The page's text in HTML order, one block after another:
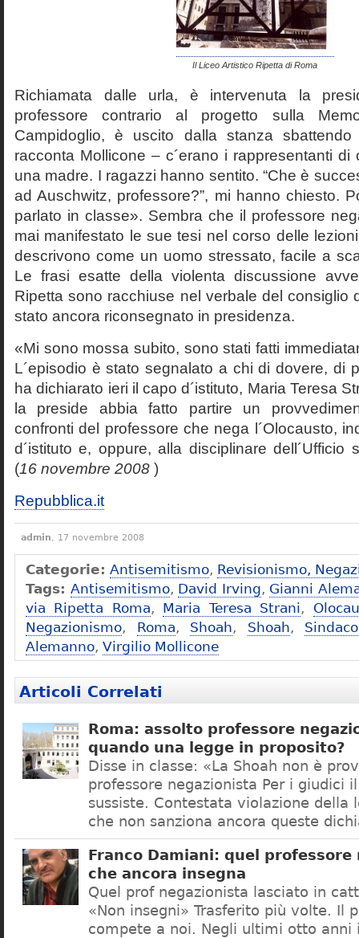
Il Liceo Artistico Ripetta di Roma
Richiamata dalle urla, è intervenuta la
professore contrario al progetto sulla
Campidoglio, è uscito dalla stanza
racconta Mollicone – c´erano i rappresentanti
una madre. I ragazzi hanno sentito. “Che è
ad Auschwitz, professore?”, mi hanno chiesto.
parlato in classe». Sembra che il professore
mai manifestato le sue tesi nel corso delle
descrivono come un uomo stressato, facile a
Le frasi esatte della violenta discussione
Ripetta sono racchiuse nel verbale del consiglio
stato ancora riconsegnato in presidenza.
«Mi sono mossa subito, sono stati fatti
L´episodio è stato segnalato a chi di dovere, di
ha dichiarato ieri il capo d´istituto, Maria Teresa
la preside abbia fatto partire un
confronti del professore che nega l´Olocausto,
d´istituto e, oppure, alla disciplinare dell´Ufficio
(16 novembre 2008 )
Repubblica.it
admin, 17 novembre 2008
Categorie: Antisemitismo, Revisionismo,
Tags: Antisemitismo, David Irving, Gianni
via Ripetta Roma, Maria Teresa Strani,
Negazionismo, Roma, Shoah, Shoah,
Alemanno, Virgilio Mollicone
Articoli Correlati
Roma: assolto professore
quando una legge in proposito?
Disse in classe: «La Shoah non è
professore negazionista Per i giudici
sussiste. Contestata violazione della
che non sanziona ancora queste
Franco Damiani: quel professore
che ancora insegna
Quel prof negazionista lasciato in
«Non insegni» Trasferito più volte. Il
compete a noi. Negli ultimi otto anni